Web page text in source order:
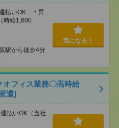
払いOK ＊昇
時給1,600
駅から徒歩4分
…
気になる！
フィス業務〇高時給
遣]
払いOK（当社